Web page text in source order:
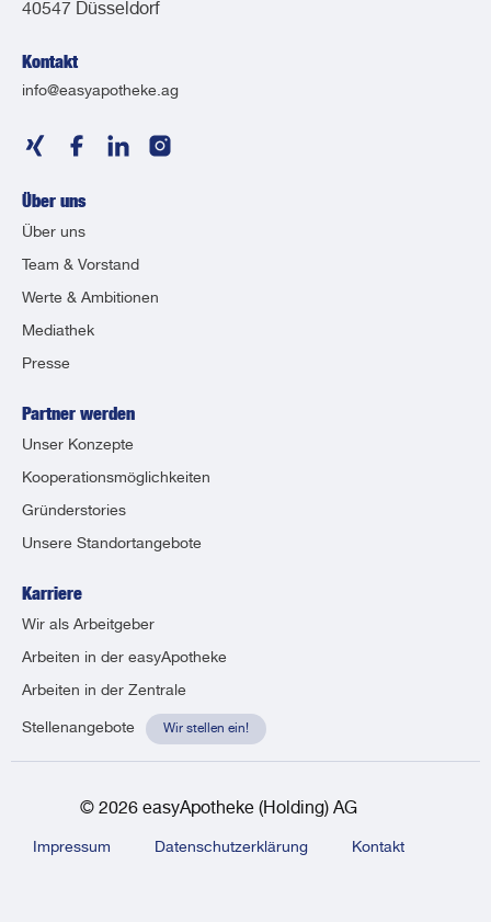
40547 Düsseldorf
Kontakt
info@easyapotheke.ag
Über uns
Über uns
Team & Vorstand
Werte & Ambitionen
Mediathek
Presse
Partner werden
Unser Konzepte
Kooperationsmöglichkeiten
Gründerstories
Unsere Standortangebote
Karriere
Wir als Arbeitgeber
Arbeiten in der easyApotheke
Arbeiten in der Zentrale
Stellenangebote Wir stellen ein!
© 2026 easyApotheke (Holding) AG
Impressum Datenschutzerklärung Kontakt